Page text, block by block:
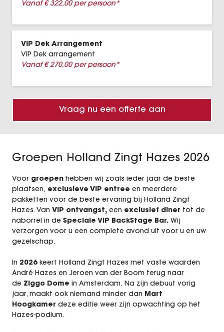
Vanaf € 322,00 per persoon*
VIP Dek Arrangement
VIP Dek arrangement
Vanaf € 270,00 per persoon*
Vraag nu een offerte aan
Groepen Holland Zingt Hazes 2026
Voor groepen hebben wij zoals ieder jaar de beste
plaatsen, exclusieve VIP entree en meerdere
pakketten voor de beste ervaring bij Holland Zingt
Hazes. Van VIP ontvangst, een exclusief diner tot de
naborrel in de Speciale VIP BackStage Bar. Wij
verzorgen voor u een complete avond uit voor u en uw
gezelschap.
In 2026 keert Holland Zingt Hazes met vaste waarden
André Hazes en Jeroen van der Boom terug naar
de Ziggo Dome in Amsterdam. Na zijn debuut vorig
jaar, maakt ook niemand minder dan Mart
Hoogkamer deze editie weer zijn opwachting op het
Hazes-podium.
Soldaat van Oranje
Entertainment